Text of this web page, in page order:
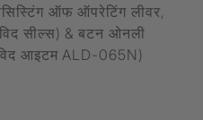
ऑफ ऑपरेटिंग लीवर,
सील्स) & बटन ओनली
आइटम ALD-065N)